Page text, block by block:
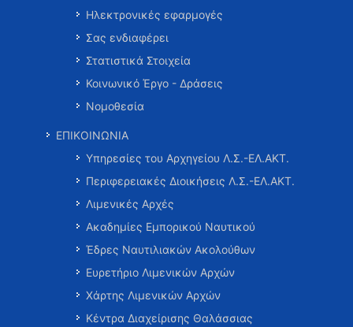
Ηλεκτρονικές εφαρμογές
Σας ενδιαφέρει
Στατιστικά Στοιχεία
Κοινωνικό Έργο - Δράσεις
Νομοθεσία
ΕΠΙΚΟΙΝΩΝΙΑ
Υπηρεσίες του Αρχηγείου Λ.Σ.-ΕΛ.ΑΚΤ.
Περιφερειακές Διοικήσεις Λ.Σ.-ΕΛ.ΑΚΤ.
Λιμενικές Αρχές
Ακαδημίες Εμπορικού Ναυτικού
Έδρες Ναυτιλιακών Ακολούθων
Ευρετήριο Λιμενικών Αρχών
Χάρτης Λιμενικών Αρχών
Κέντρα Διαχείρισης Θαλάσσιας